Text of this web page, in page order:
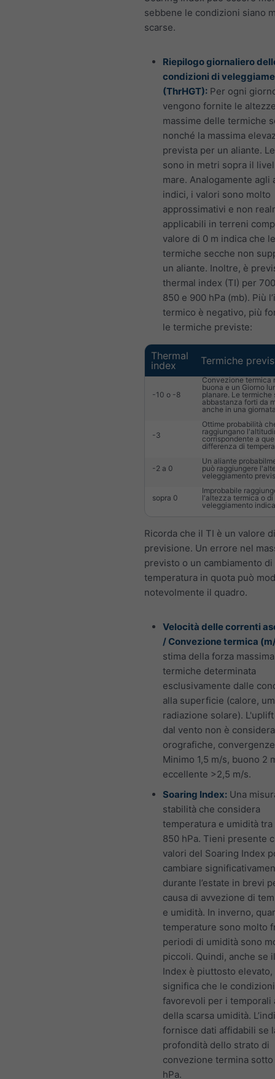
sebbene le condizioni siano
scarse.
Riepilogo giornaliero
condizioni di
(ThrHGT): Per ogni
vengono fornite le
massime delle termiche
nonché la massima
prevista per un aliante.
sono in metri sopra il
mare. Analogamente agli
indici, i valori sono molto
approssimativi e non
applicabili in terreni
valore di 0 m indica che le
termiche secche non
un aliante. Inoltre, è
thermal index (TI) per
850 e 900 hPa (mb). Più
termico è negativo, più
le termiche previste:
Thermal
index
Termiche
-10 o -8
Convezione termica
buona e un Giorno
planare. Le termiche
abbastanza forti da
anche in una
-3
Ottime probabilità
raggiungano
corrispondente a
differenza di
-2 a 0
Un aliante
può raggiungere
veleggiamento
sopra 0
Improbabile
l'altezza termica o di
veleggiamento
Ricorda che il TI è un valore di
previsione. Un errore nel
previsto o un cambiamento di
temperatura in quota può
notevolmente il quadro.
Velocità delle correnti
/ Convezione termica
stima della forza
termiche determinata
esclusivamente dalle
alla superficie (calore,
radiazione solare).
dal vento non è
orografiche,
Minimo 1,5 m/s, buono 2
eccellente >2,5 m/s.
Soaring Index: Una
stabilità che considera
temperatura e umidità tra
850 hPa. Tieni presente
valori del Soaring Index
cambiare
durante l’estate in brevi
causa di avvezione di
e umidità. In inverno,
temperature sono molto
periodi di umidità sono
piccoli. Quindi, anche se
Index è piuttosto elevato,
significa che le
favorevoli per i temporali
della scarsa umidità.
fornisce dati affidabili se
profondità dello strato di
convezione termina
hPa.